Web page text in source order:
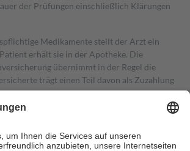
der Prüfungen einschließlich Klärungen
Medikamente stellt der Arzt ein
erhält sie in der Apotheke. Die
übernimmt in der Regel die
trägt einen Teil davon als Zuzahlung
Mitglieder Zuzahlungen in Höhe von zehn
Es sind jedoch nie mehr als die tatsächlichen
zu entrichten.